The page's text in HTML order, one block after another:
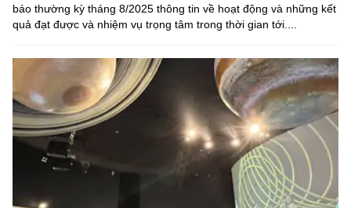
báo thường kỳ tháng 8/2025 thông tin về hoạt động và những kết
quả đạt được và nhiệm vụ trọng tâm trong thời gian tới....